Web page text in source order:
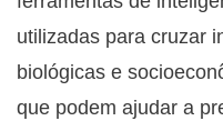
utilizadas para cruzar
biológicas e
que podem ajudar a